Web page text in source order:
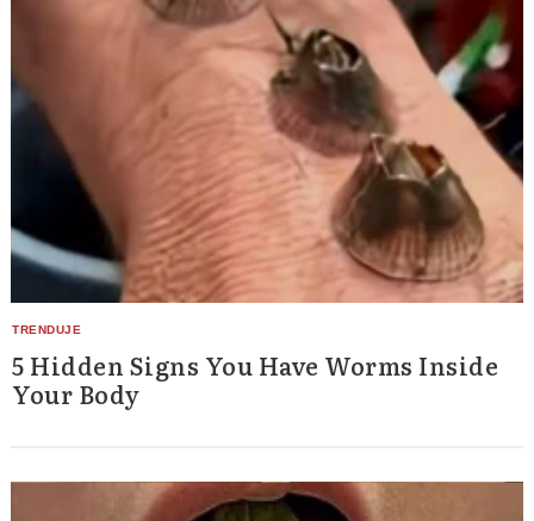
5 Hidden Signs You Have Worms Inside
Your Body